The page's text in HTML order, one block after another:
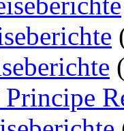
Principe